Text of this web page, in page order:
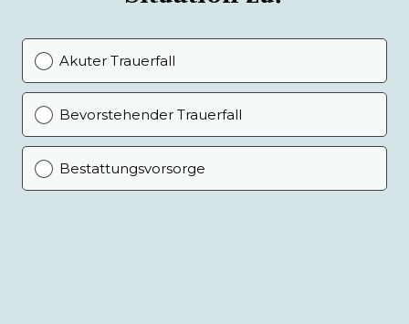
Akuter Trauerfall
Bevorstehender Trauerfall
Bestattungsvorsorge